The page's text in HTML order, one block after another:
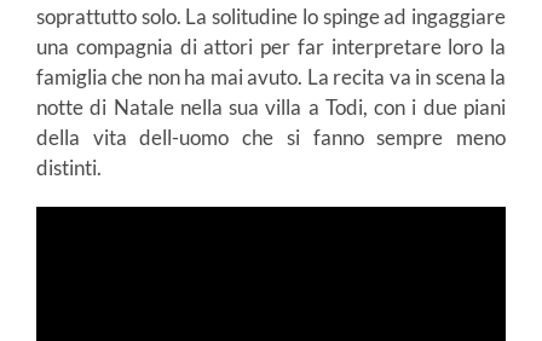
soprattutto solo. La solitudine lo spinge ad ingaggiare
una compagnia di attori per far interpretare loro la
famiglia che non ha mai avuto. La recita va in scena la
notte di Natale nella sua villa a Todi, con i due piani
della vita dell-uomo che si fanno sempre meno
distinti.